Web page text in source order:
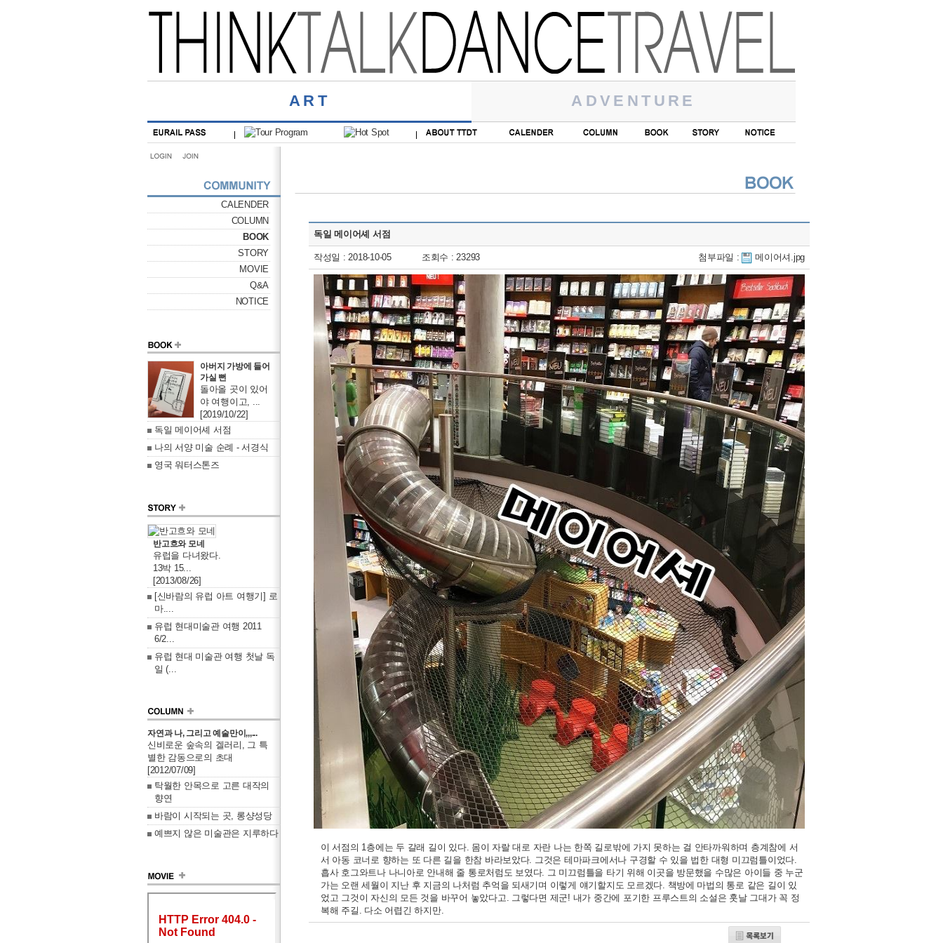
ART ADVENTURE
CALENDER
COLUMN
BOOK
STORY
MOVIE
Q&A
NOTICE
아버지 가방에 들어
가실 뻔
돌아올 곳이 있어
야 여행이고, ...
[2019/10/22]
독일 메이어셰 서점
나의 서양 미술 순례 - 서경식
영국 워터스톤즈
반고흐와 모네
유럽을 다녀왔다.
13박 15...
[2013/08/26]
[신바람의 유럽 아트 여행기] 로
마....
유럽 현대미술관 여행 2011
6/2...
유럽 현대 미술관 여행 첫날 독
일 (...
자연과 나, 그리고 예술만이,,,...
신비로운 숲속의 겔러리, 그 특
별한 감동으로의 초대
[2012/07/09]
탁월한 안목으로 고른 대작의
향연
바람이 시작되는 곳, 롱샹성당
예쁘지 않은 미술관은 지루하다
독일 메이어셰 서점
작성일 : 2018-10-05 조회수 : 23293 첨부파일 : 메이어셔.jpg
이 서점의 1층에는 두 갈래 길이 있다. 몸이 자랄 대로 자란 나는 한쪽 길로밖에 가지 못하는 걸 안타까워하며 층계참에 서
서 아동 코너로 향하는 또 다른 길을 한참 바라보았다. 그것은 테마파크에서나 구경할 수 있을 법한 대형 미끄럼틀이었다.
흡사 호그와트나 나니아로 안내해 줄 통로처럼도 보였다. 그 미끄럼틀을 타기 위해 이곳을 방문했을 수많은 아이들 중 누군
가는 오랜 세월이 지난 후 지금의 나처럼 추억을 되새기며 이렇게 얘기할지도 모르겠다. 책방에 마법의 통로 같은 길이 있
었고 그것이 자신의 모든 것을 바꾸어 놓았다고. 그렇다면 제군! 내가 중간에 포기한 프루스트의 소설은 훗날 그대가 꼭 정
복해 주길. 다소 어렵긴 하지만.